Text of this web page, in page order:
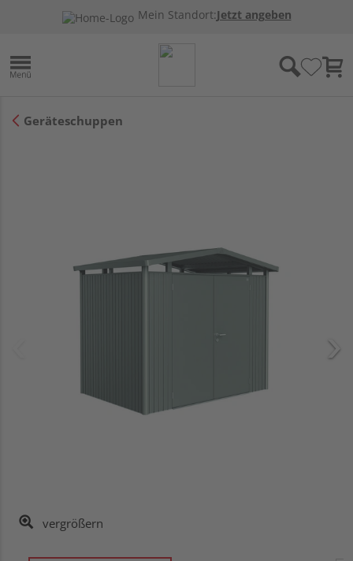
Mein Standort:Jetzt angeben
Geräteschuppen
vergrößern